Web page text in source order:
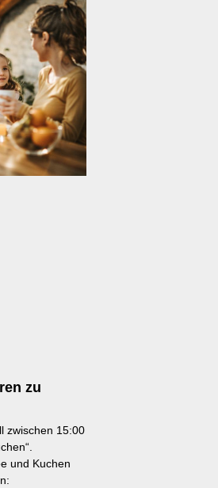
zu
zwischen 15:00
und Kuchen